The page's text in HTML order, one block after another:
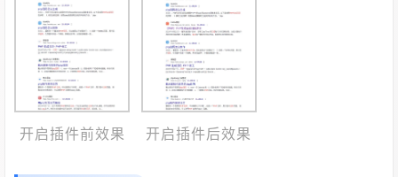
开启插件前效果 开启插件后效果